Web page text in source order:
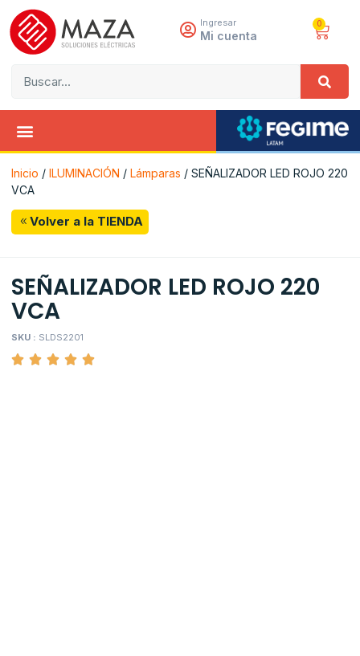
Ingresar
Mi cuenta
0
Inicio / ILUMINACIÓN / Lámparas / SEÑALIZADOR LED ROJO 220
VCA
Volver a la TIENDA
SEÑALIZADOR LED ROJO 220
VCA
SKU : SLDS2201